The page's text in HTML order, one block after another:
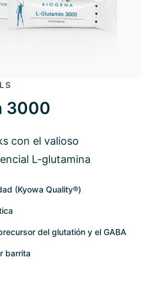
3000
con el valioso
L-glutamina
(Kyowa Quality®)
del glutatión y el GABA
barrita